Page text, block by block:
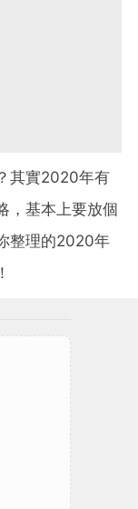
其實2020年有
，基本上要放個
整理的2020年